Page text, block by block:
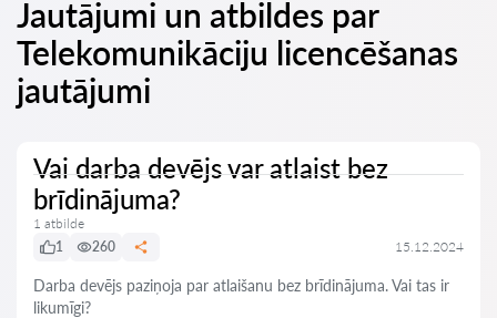
Jautājumi un atbildes par
Telekomunikāciju licencēšanas
jautājumi
Vai darba devējs var atlaist bez
brīdinājuma?
1 atbilde
1
260 15.12.2024
Darba devējs paziņoja par atlaišanu bez brīdinājuma. Vai tas ir
likumīgi?